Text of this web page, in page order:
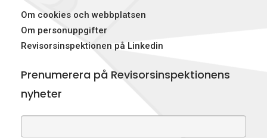
Om cookies och webbplatsen
Om personuppgifter
Revisorsinspektionen på Linkedin
Prenumerera på Revisorsinspektionens
nyheter